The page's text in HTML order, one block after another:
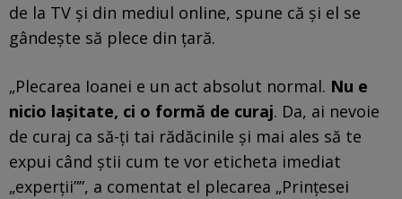
de la TV și din mediul online, spune că și el se
gândește să plece din țară.
„Plecarea Ioanei e un act absolut normal. Nu e
nicio lașitate, ci o formă de curaj. Da, ai nevoie
de curaj ca să-ți tai rădăcinile și mai ales să te
expui când știi cum te vor eticheta imediat
„experții””, a comentat el plecarea „Prințesei